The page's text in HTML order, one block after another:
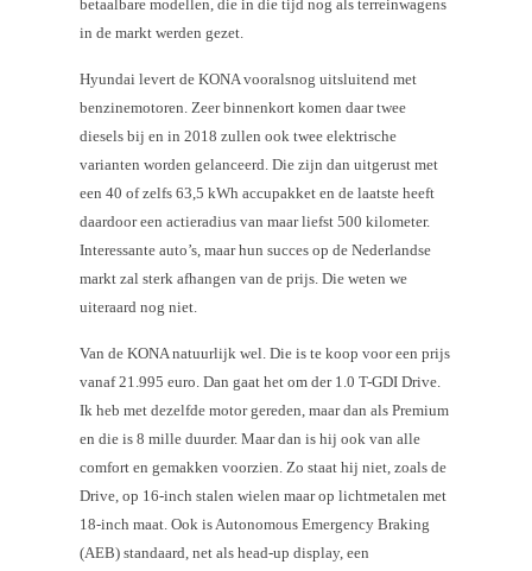
betaalbare modellen, die in die tijd nog als terreinwagens
in de markt werden gezet.
Hyundai levert de KONA vooralsnog uitsluitend met
benzinemotoren. Zeer binnenkort komen daar twee
diesels bij en in 2018 zullen ook twee elektrische
varianten worden gelanceerd. Die zijn dan uitgerust met
een 40 of zelfs 63,5 kWh accupakket en de laatste heeft
daardoor een actieradius van maar liefst 500 kilometer.
Interessante auto’s, maar hun succes op de Nederlandse
markt zal sterk afhangen van de prijs. Die weten we
uiteraard nog niet.
Van de KONA natuurlijk wel. Die is te koop voor een prijs
vanaf 21.995 euro. Dan gaat het om der 1.0 T-GDI Drive.
Ik heb met dezelfde motor gereden, maar dan als Premium
en die is 8 mille duurder. Maar dan is hij ook van alle
comfort en gemakken voorzien. Zo staat hij niet, zoals de
Drive, op 16-inch stalen wielen maar op lichtmetalen met
18-inch maat. Ook is Autonomous Emergency Braking
(AEB) standaard, net als head-up display, een